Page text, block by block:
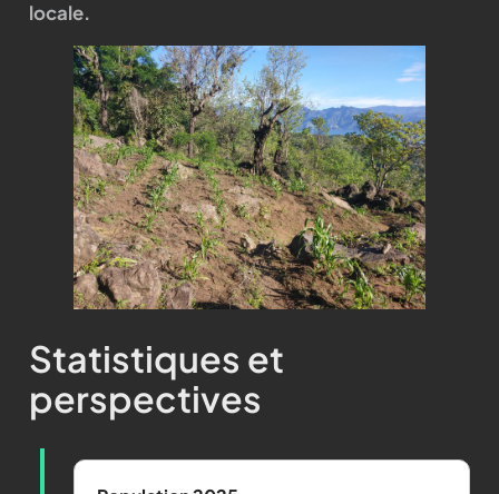
locale.
Statistiques et
perspectives